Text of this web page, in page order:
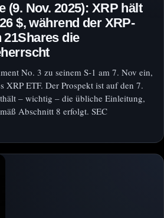
(9. Nov. 2025): XRP hält
$, während der XRP-
21Shares die
No. 3 zu seinem S‑1 am 7. Nov ein,
XRP ETF. Der Prospekt ist auf den 7.
– wichtig – die übliche Einleitung,
Abschnitt 8 erfolgt. SEC